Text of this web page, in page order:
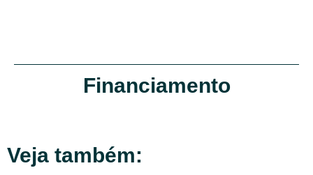
Financiamento
Veja também: